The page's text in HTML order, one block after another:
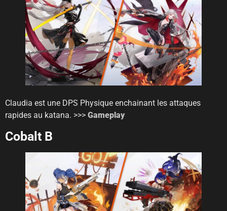
Claudia est une DPS Physique enchainant les attaques
rapides au katana. >>> Gameplay
Cobalt B